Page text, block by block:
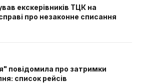
екскерівників ТЦК на
про незаконне списання
повідомила про затримки
список рейсів